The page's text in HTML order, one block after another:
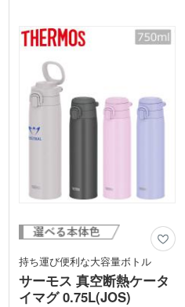
OK!口径も広く氷もらくらく入れること
ができるので夏場にも最適です。
名入れてオリジナルボトルが作れます。
周年記念や卒業記念、企業イベントなど
幅広く使えるノベルティです。
■内側にSUS304を使用。錆びにくく保
温性が高い耐久性抜群のステンレスで
す。
持ち運び便利な大容量ボトル
サーモス 真空断熱ケータ
イマグ 0.75L(JOS)